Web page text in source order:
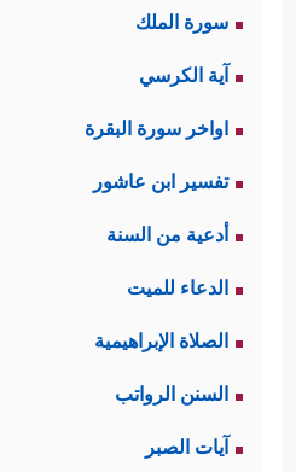
سورة الملك
آية الكرسي
اواخر سورة البقرة
تفسير ابن عاشور
أدعية من السنة
الدعاء للميت
الصلاة الإبراهيمية
السنن الرواتب
آيات الصبر